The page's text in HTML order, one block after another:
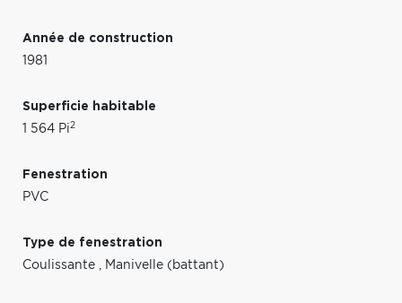
Année de construction
1981
Superficie habitable
1 564 Pi2
Fenestration
PVC
Type de fenestration
Coulissante , Manivelle (battant)